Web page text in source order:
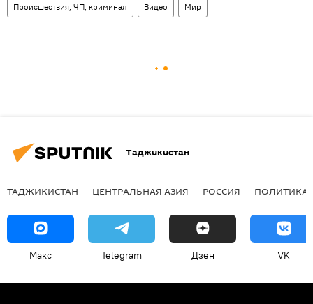
Происшествия, ЧП, криминал Видео Мир
Таджикистан
ТАДЖИКИСТАН ЦЕНТРАЛЬНАЯ АЗИЯ РОССИЯ ПОЛИТИКА
Макс Telegram Дзен VK